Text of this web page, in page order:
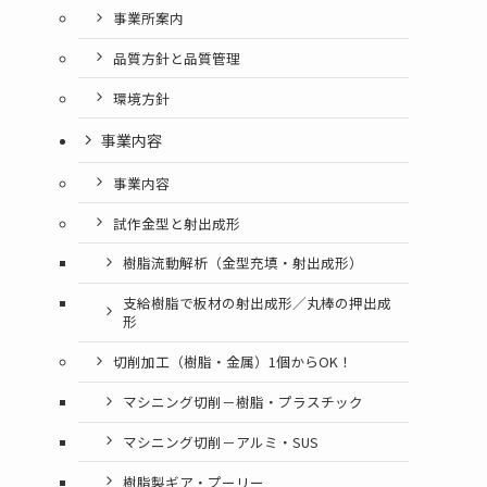
事業所案内
品質方針と品質管理
環境方針
事業内容
事業内容
試作金型と射出成形
樹脂流動解析（金型充填・射出成形）
支給樹脂で板材の射出成形／丸棒の押出成
形
切削加工（樹脂・金属）1個からOK！
マシニング切削－樹脂・プラスチック
マシニング切削－アルミ・SUS
樹脂製ギア・プーリー